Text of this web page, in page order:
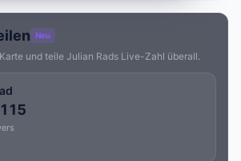
Neu
und teile Julian Rads Live-Zahl überall.